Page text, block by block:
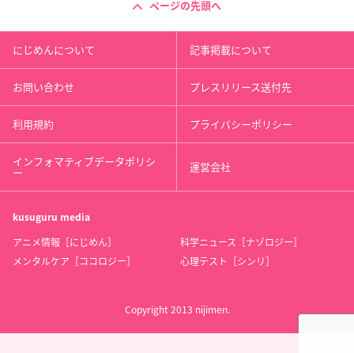
ページの先頭へ
にじめんについて 記事掲載について
お問い合わせ プレスリリース送付先
利用規約 プライバシーポリシー
インフォマティブデータポリシ
ー 運営会社
kusuguru media
アニメ情報［にじめん］
科学ニュース［ナゾロジー］
メンタルケア［ココロジー］
心理テスト［シンリ］
Copyright 2013 nijimen.